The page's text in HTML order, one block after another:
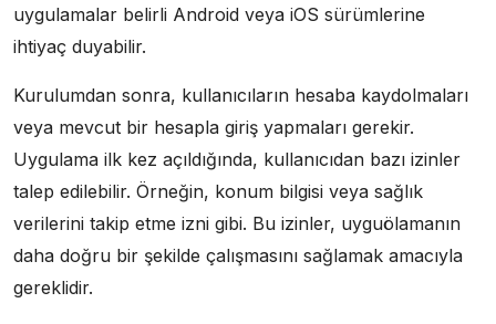
uygulamalar belirli Android veya iOS sürümlerine
ihtiyaç duyabilir.
Kurulumdan sonra, kullanıcıların hesaba kaydolmaları
veya mevcut bir hesapla giriş yapmaları gerekir.
Uygulama ilk kez açıldığında, kullanıcıdan bazı izinler
talep edilebilir. Örneğin, konum bilgisi veya sağlık
verilerini takip etme izni gibi. Bu izinler, uyguölamanın
daha doğru bir şekilde çalışmasını sağlamak amacıyla
gereklidir.